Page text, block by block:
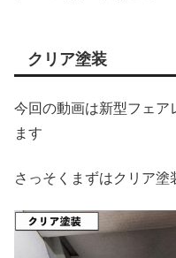
クリア塗装
今回の動画は新型フェア
ます
さっそくまずはクリア塗